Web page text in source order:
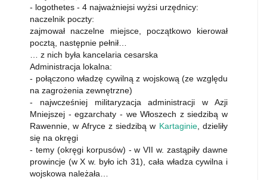
- logothetes - 4 najważniejsi wyżsi urzędnicy:
naczelnik poczty:
zajmował naczelne miejsce, początkowo kierował
pocztą, następnie pełnił…
… z nich była kancelaria cesarska
Administracja lokalna:
- połączono władzę cywilną z wojskową (ze względu
na zagrożenia zewnętrzne)
- najwcześniej militaryzacja administracji w Azji
Mniejszej - egzarchaty - we Włoszech z siedzibą w
Rawennie, w Afryce z siedzibą w Kartaginie, dzieliły
się na okręgi
- temy (okręgi korpusów) - w VII w. zastąpiły dawne
prowincje (w X w. było ich 31), cała władza cywilna i
wojskowa należała…